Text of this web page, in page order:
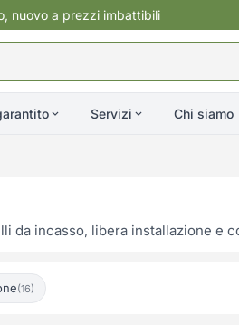
nuovo a prezzi imbattibili
Servizi Chi siamo
da incasso, libera installazione e
(16)